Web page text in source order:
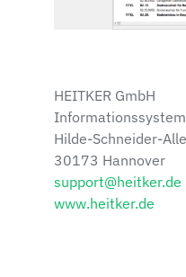
HEITKER GmbH
Hilde-Schneider-
30173 Hannover
support@heitker.de
www.heitker.de